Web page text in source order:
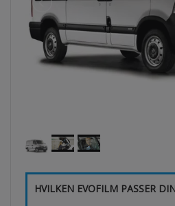
HVILKEN EVOFILM PASSER